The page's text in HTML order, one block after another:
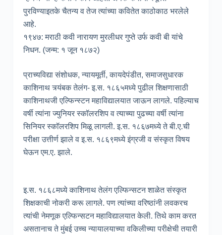
पुरविण्याइतके चैतन्य व तेज त्यांच्या कवितेत काठोकाठ भरलेले
आहे.
१९४७: मराठी कवी नारायण मुरलीधर गुप्ते उर्फ कवी बी यांचे
निधन. (जन्म: १ जून १८७२)
प्राच्यविद्या संशोधक, न्यायमूर्ती, कायदेपंडीत, समाजसुधारक
काशिनाथ त्र्यंबक तेलंग- इ.स. १८६५मध्ये पुढील शिक्षणासाठी
काशिनाथजी एल्फिन्स्टन महाविद्यालयात जाऊन लागले. पहिल्याच
वर्षी त्यांना ज्युनियर स्कॉलरशिप व त्याच्या पुढच्या वर्षी त्यांना
सिनियर स्कॉलरशिप मिळू लागली. इ.स. १८६७मध्ये ते बी.ए.ची
परीक्षा उत्तीर्ण झाले व इ.स. १८६९मध्ये इंग्रजी व संस्कृत विषय
घेऊन एम.ए. झाले.
इ.स. १८६८मध्ये काशिनाथ तेलंग एल्फिन्सटन शाळेत संस्कृत
शिक्षकाची नोकरी करू लागले. पण त्यांच्या वरिष्ठांनी लवकरच
त्यांची नेमणूक एल्फिन्सटन महाविद्यालयात केली. तिथे काम करत
असतानाच ते मुंबई उच्च न्यायालयाच्या वकिलीच्या परीक्षेची तयारी